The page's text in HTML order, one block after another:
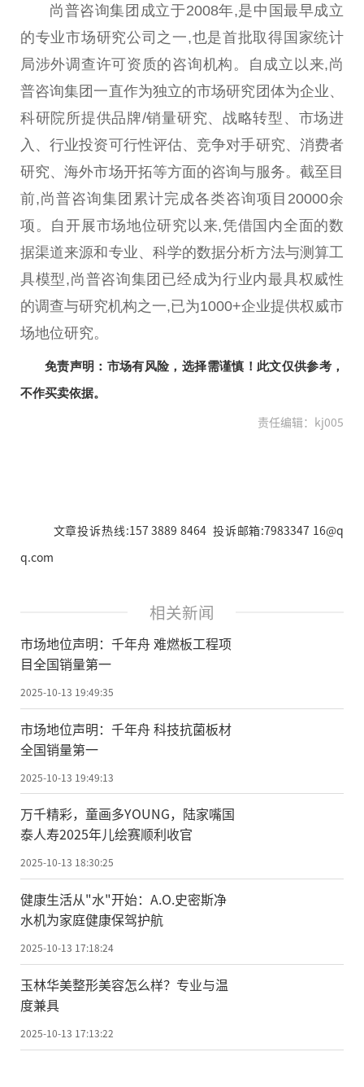
尚普咨询集团成立于2008年,是中国最早成立
的专业市场研究公司之一,也是首批取得 国家统计
局涉外调查许可资质的咨询机构。自成立以来,尚
普咨询集团一直作为独立的市场研究团体为企业、
科研院所提供品牌/销量研究、战略转型、市场进
入、行业投资可行性评估、竞争对手研究、消费者
研究、海外市场开拓等方面的咨询与服务。截至目
前,尚普咨询集团累计完成各类咨询项目20000余
项。自开展市场地位研究以来,凭借国内全面的数
据渠道来源和专业、科学的数据分析方法与测算工
具模型,尚普咨询集团已经成为行业内最具权威性
的调查与研究机构之一,已为1000+企业提供权威市
场地位研究。
免责声明：市场有风险，选择需谨慎！此文仅供参考，
不作买卖依据。
责任编辑：kj005
文章投诉热线:157 3889 8464 投诉邮箱:7983347 16@q
q.com
相关新闻
市场地位声明：千年舟 难燃板工程项
目全国销量第一
2025-10-13 19:49:35
市场地位声明：千年舟 科技抗菌板材
全国销量第一
2025-10-13 19:49:13
万千精彩，童画多YOUNG，陆家嘴国
泰人寿2025年儿绘赛顺利收官
2025-10-13 18:30:25
健康生活从"水"开始：A.O.史密斯净
水机为家庭健康保驾护航
2025-10-13 17:18:24
玉林华美整形美容怎么样？专业与温
度兼具
2025-10-13 17:13:22